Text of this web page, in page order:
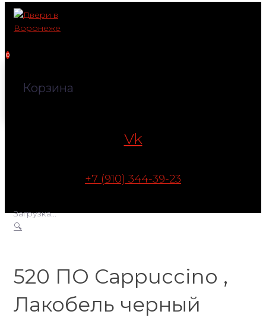
Перейти
контенту
0
Корзина
Vk
+7 (910) 344-39-23
Загрузка...
🔍
520 ПО Cappuccino ,
Лакобель черный